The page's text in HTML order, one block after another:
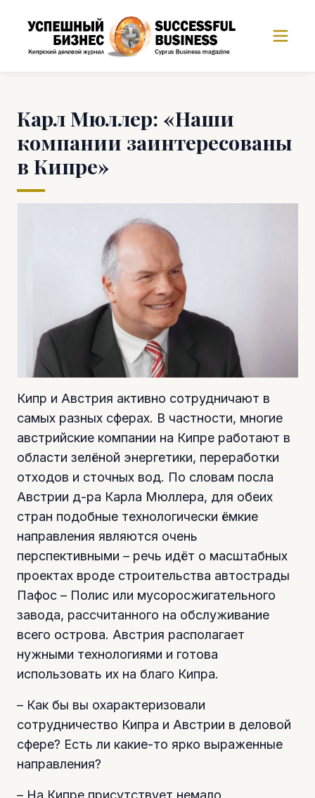
Карл Мюллер: «Наши
компании заинтересованы
в Кипре»
Кипр и Австрия активно сотрудничают в
самых разных сферах. В частности, многие
австрийские компании на Кипре работают в
области зелёной энергетики, переработки
отходов и сточных вод. По словам посла
Австрии д-ра Карла Мюллера, для обеих
стран подобные технологически ёмкие
направления являются очень
перспективными – речь идёт о масштабных
проектах вроде строительства автострады
Пафос – Полис или мусоросжигательного
завода, рассчитанного на обслуживание
всего острова. Австрия располагает
нужными технологиями и готова
использовать их на благо Кипра.
– Как бы вы охарактеризовали
сотрудничество Кипра и Австрии в деловой
сфере? Есть ли какие-то ярко выраженные
направления?
– На Кипре присутствует немало